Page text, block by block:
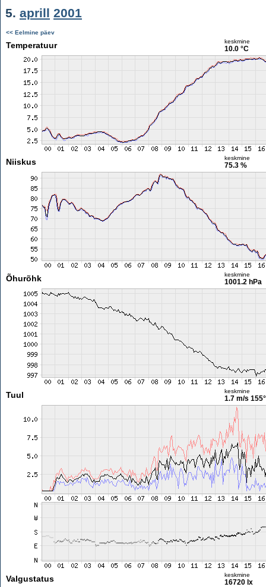
5. aprill 2001
<< Eelmine päev
Temperatuur keskmine
10.0 °C
Niiskus keskmine
75.3 %
Õhurõhk keskmine
1001.2 hPa
Tuul keskmine
1.7 m/s 155°
Valgustatus keskmine
16720 lx